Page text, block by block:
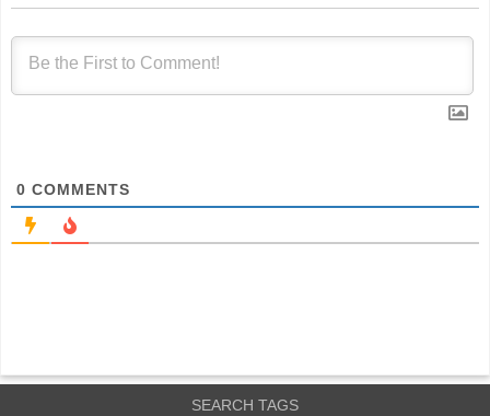
0 COMMENTS
SEARCH TAGS